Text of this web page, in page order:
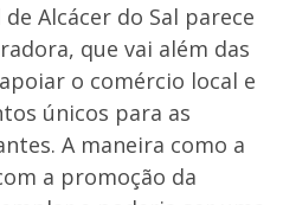
Alcácer do Sal parece
que vai além das
o comércio local e
únicos para as
A maneira como a
a promoção da